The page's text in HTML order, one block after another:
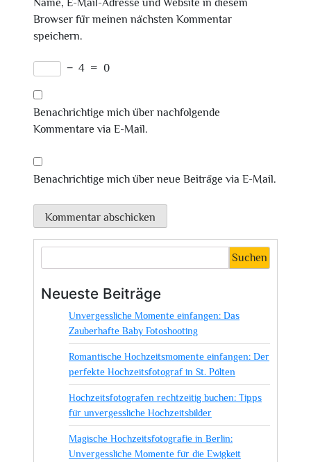
Name, E-Mail-Adresse und Website in diesem
Browser für meinen nächsten Kommentar
speichern.
− 4 = 0
Benachrichtige mich über nachfolgende
Kommentare via E-Mail.
Benachrichtige mich über neue Beiträge via E-Mail.
Suchen
Neueste Beiträge
Unvergessliche Momente einfangen: Das
Zauberhafte Baby Fotoshooting
Romantische Hochzeitsmomente einfangen: Der
perfekte Hochzeitsfotograf in St. Pölten
Hochzeitsfotografen rechtzeitig buchen: Tipps
für unvergessliche Hochzeitsbilder
Magische Hochzeitsfotografie in Berlin:
Unvergessliche Momente für die Ewigkeit